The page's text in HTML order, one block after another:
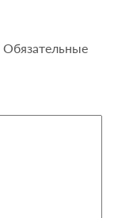
Обязательные